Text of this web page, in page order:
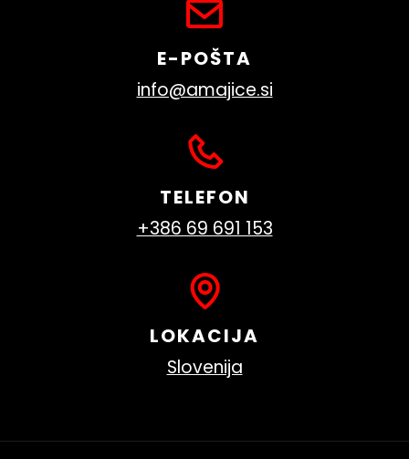
E-POŠTA
info@amajice.si
TELEFON
+386 69 691 153
LOKACIJA
Slovenija